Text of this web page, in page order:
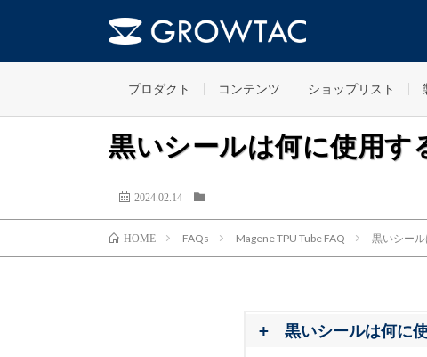
プロダクト コンテンツ ショップリスト
黒いシールは何に使用す
2024.02.14
HOME FAQs Magene TPU Tube FAQ 黒いシー
黒いシールは何に